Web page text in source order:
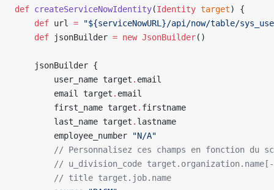
def createServiceNowIdentity(Identity target) {
    def
url = "${serviceNowURL}/api/now/table/
    def
jsonBuilder = new JsonBuilder()
    jsonBuilder {
        user_name target
. email
        email target
. email
        first_name target
. firstname
        last_name target
. lastname
        employee_number
"N/A"
// Personnalisez ces champs en fonction du
// u_division_code
        // title target.job.name